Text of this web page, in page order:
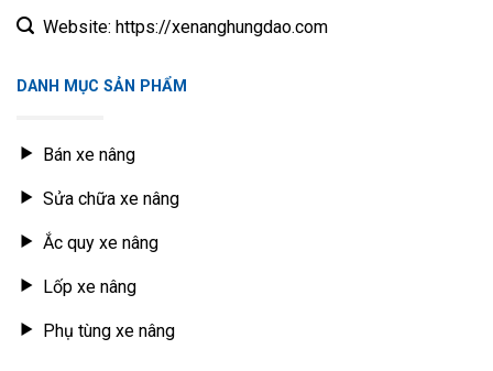
Website: https://xenanghungdao.com
DANH MỤC SẢN PHẨM
Bán xe nâng
Sửa chữa xe nâng
Ắc quy xe nâng
Lốp xe nâng
Phụ tùng xe nâng